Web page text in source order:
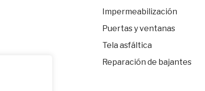
Impermeabilización
Puertas y ventanas
Tela asfáltica
Reparación de bajantes